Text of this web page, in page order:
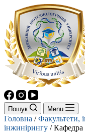
Пошук Menu
Головна /Факультети,
інжинірингу /Кафедра